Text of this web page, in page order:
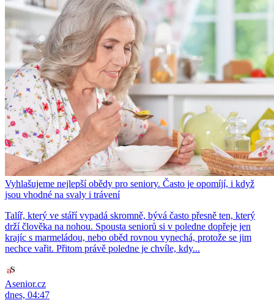
Vyhlašujeme nejlepší obědy pro seniory. Často je opomíjí, i když
jsou vhodné na svaly i trávení
Talíř, který ve stáří vypadá skromně, bývá často přesně ten, který
drží člověka na nohou. Spousta seniorů si v poledne dopřeje jen
krajíc s marmeládou, nebo oběd rovnou vynechá, protože se jim
nechce vařit. Přitom právě poledne je chvíle, kdy...
Asenior.cz
dnes, 04:47